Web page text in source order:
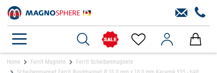
Home Ferrit Magnete
Ferrit Scheibenmagnete